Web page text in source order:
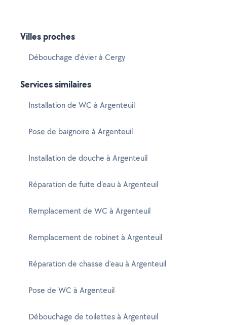
Villes proches
Débouchage d'évier à Cergy
Services similaires
Installation de WC à Argenteuil
Pose de baignoire à Argenteuil
Installation de douche à Argenteuil
Réparation de fuite d'eau à Argenteuil
Remplacement de WC à Argenteuil
Remplacement de robinet à Argenteuil
Réparation de chasse d'eau à Argenteuil
Pose de WC à Argenteuil
Débouchage de toilettes à Argenteuil